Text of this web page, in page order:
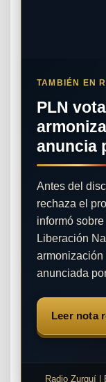
TAMBIÉN EN
PLN
anuncia
Antes del
rechaza el
informó
Liberación
armonización
anunciada
Leer nota
Radio Zurquí |